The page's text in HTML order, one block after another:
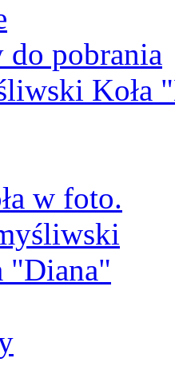
pobrania
Koła
w foto.
"Diana"